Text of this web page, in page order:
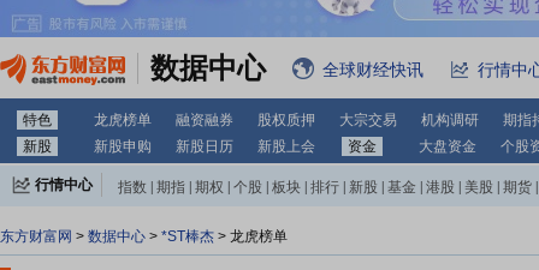
数据中心 全球财经快讯 行情中
特色 龙虎榜单 融资融券 股权质押 大宗交易 机构调研
期指
新股
新股申购 新股日历 新股上会 资金 大盘资金 个股
行情中心 指数 期指 期权 个股 板块 排行 新股 基金 港股 美股 期货
东方财富网 > 数据中心 > *ST棒杰 > 龙虎榜单